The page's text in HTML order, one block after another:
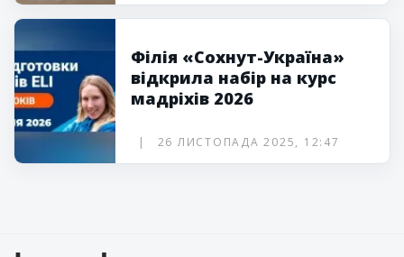
Філія «Сохнут-Україна»
відкрила набір на курс
мадріхів 2026
26 ЛИСТОПАДА 2025, 12:47